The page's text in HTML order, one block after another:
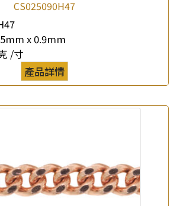
CS025090H47
x 0.9mm
/寸
產品詳情